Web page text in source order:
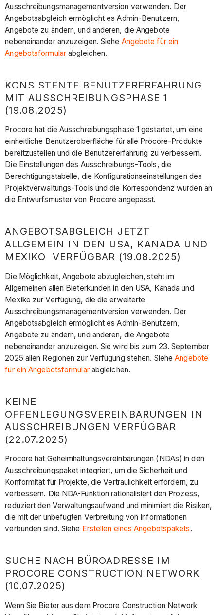
Ausschreibungsmanagementversion verwenden. Der
Angebotsabgleich ermöglicht es Admin-Benutzern,
Angebote zu ändern, und anderen, die Angebote
nebeneinander anzuzeigen. Siehe Angebote für ein
Angebotsformular abgleichen.
KONSISTENTE BENUTZERERFAHRUNG
MIT AUSSCHREIBUNGSPHASE 1
(19.08.2025)
Procore hat die Ausschreibungsphase 1 gestartet, um eine
einheitliche Benutzeroberfläche für alle Procore-Produkte
bereitzustellen und die Benutzererfahrung zu verbessern.
Die Einstellungen des Ausschreibungs-Tools, die
Berechtigungstabelle, die Konfigurationseinstellungen des
Projektverwaltungs-Tools und die Korrespondenz wurden an
die Entwurfsmuster von Procore angepasst.
ANGEBOTSABGLEICH JETZT
ALLGEMEIN IN DEN USA, KANADA UND
MEXIKO VERFÜGBAR (19.08.2025)
Die Möglichkeit, Angebote abzugleichen, steht im
Allgemeinen allen Bieterkunden in den USA, Kanada und
Mexiko zur Verfügung, die die erweiterte
Ausschreibungsmanagementversion verwenden. Der
Angebotsabgleich ermöglicht es Admin-Benutzern,
Angebote zu ändern, und anderen, die Angebote
nebeneinander anzuzeigen. Sie wird bis zum 23. September
2025 allen Regionen zur Verfügung stehen. SieheAngebote
für ein Angebotsformularabgleichen.
KEINE
OFFENLEGUNGSVEREINBARUNGEN IN
AUSSCHREIBUNGEN VERFÜGBAR
(22.07.2025)
Procore hat Geheimhaltungsvereinbarungen (NDAs) in den
Ausschreibungspaket integriert, um die Sicherheit und
Konformität für Projekte, die Vertraulichkeit erfordern, zu
verbessern. Die NDA-Funktion rationalisiert den Prozess,
reduziert den Verwaltungsaufwand und minimiert die Risiken,
die mit der unbefugten Verbreitung von Informationen
verbunden sind. Siehe Erstellen eines Angebotspakets.
SUCHE NACH BÜROADRESSE IM
PROCORE CONSTRUCTION NETWORK
(10.07.2025)
Wenn Sie Bieter aus dem Procore Construction Network